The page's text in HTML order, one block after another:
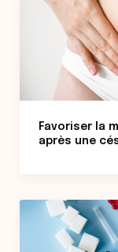
Favoriser la
après une